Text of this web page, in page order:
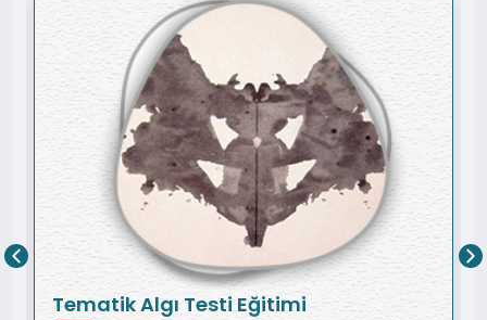
Tematik Algı Testi Eğitimi